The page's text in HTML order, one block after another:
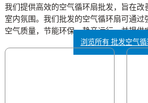
我们提供高效的空气循环扇批发，旨在改
室内氛围。我们批发的空气循环扇可通
空气质量，节能环保，静音运行，并提供
浏览所有 批发空气